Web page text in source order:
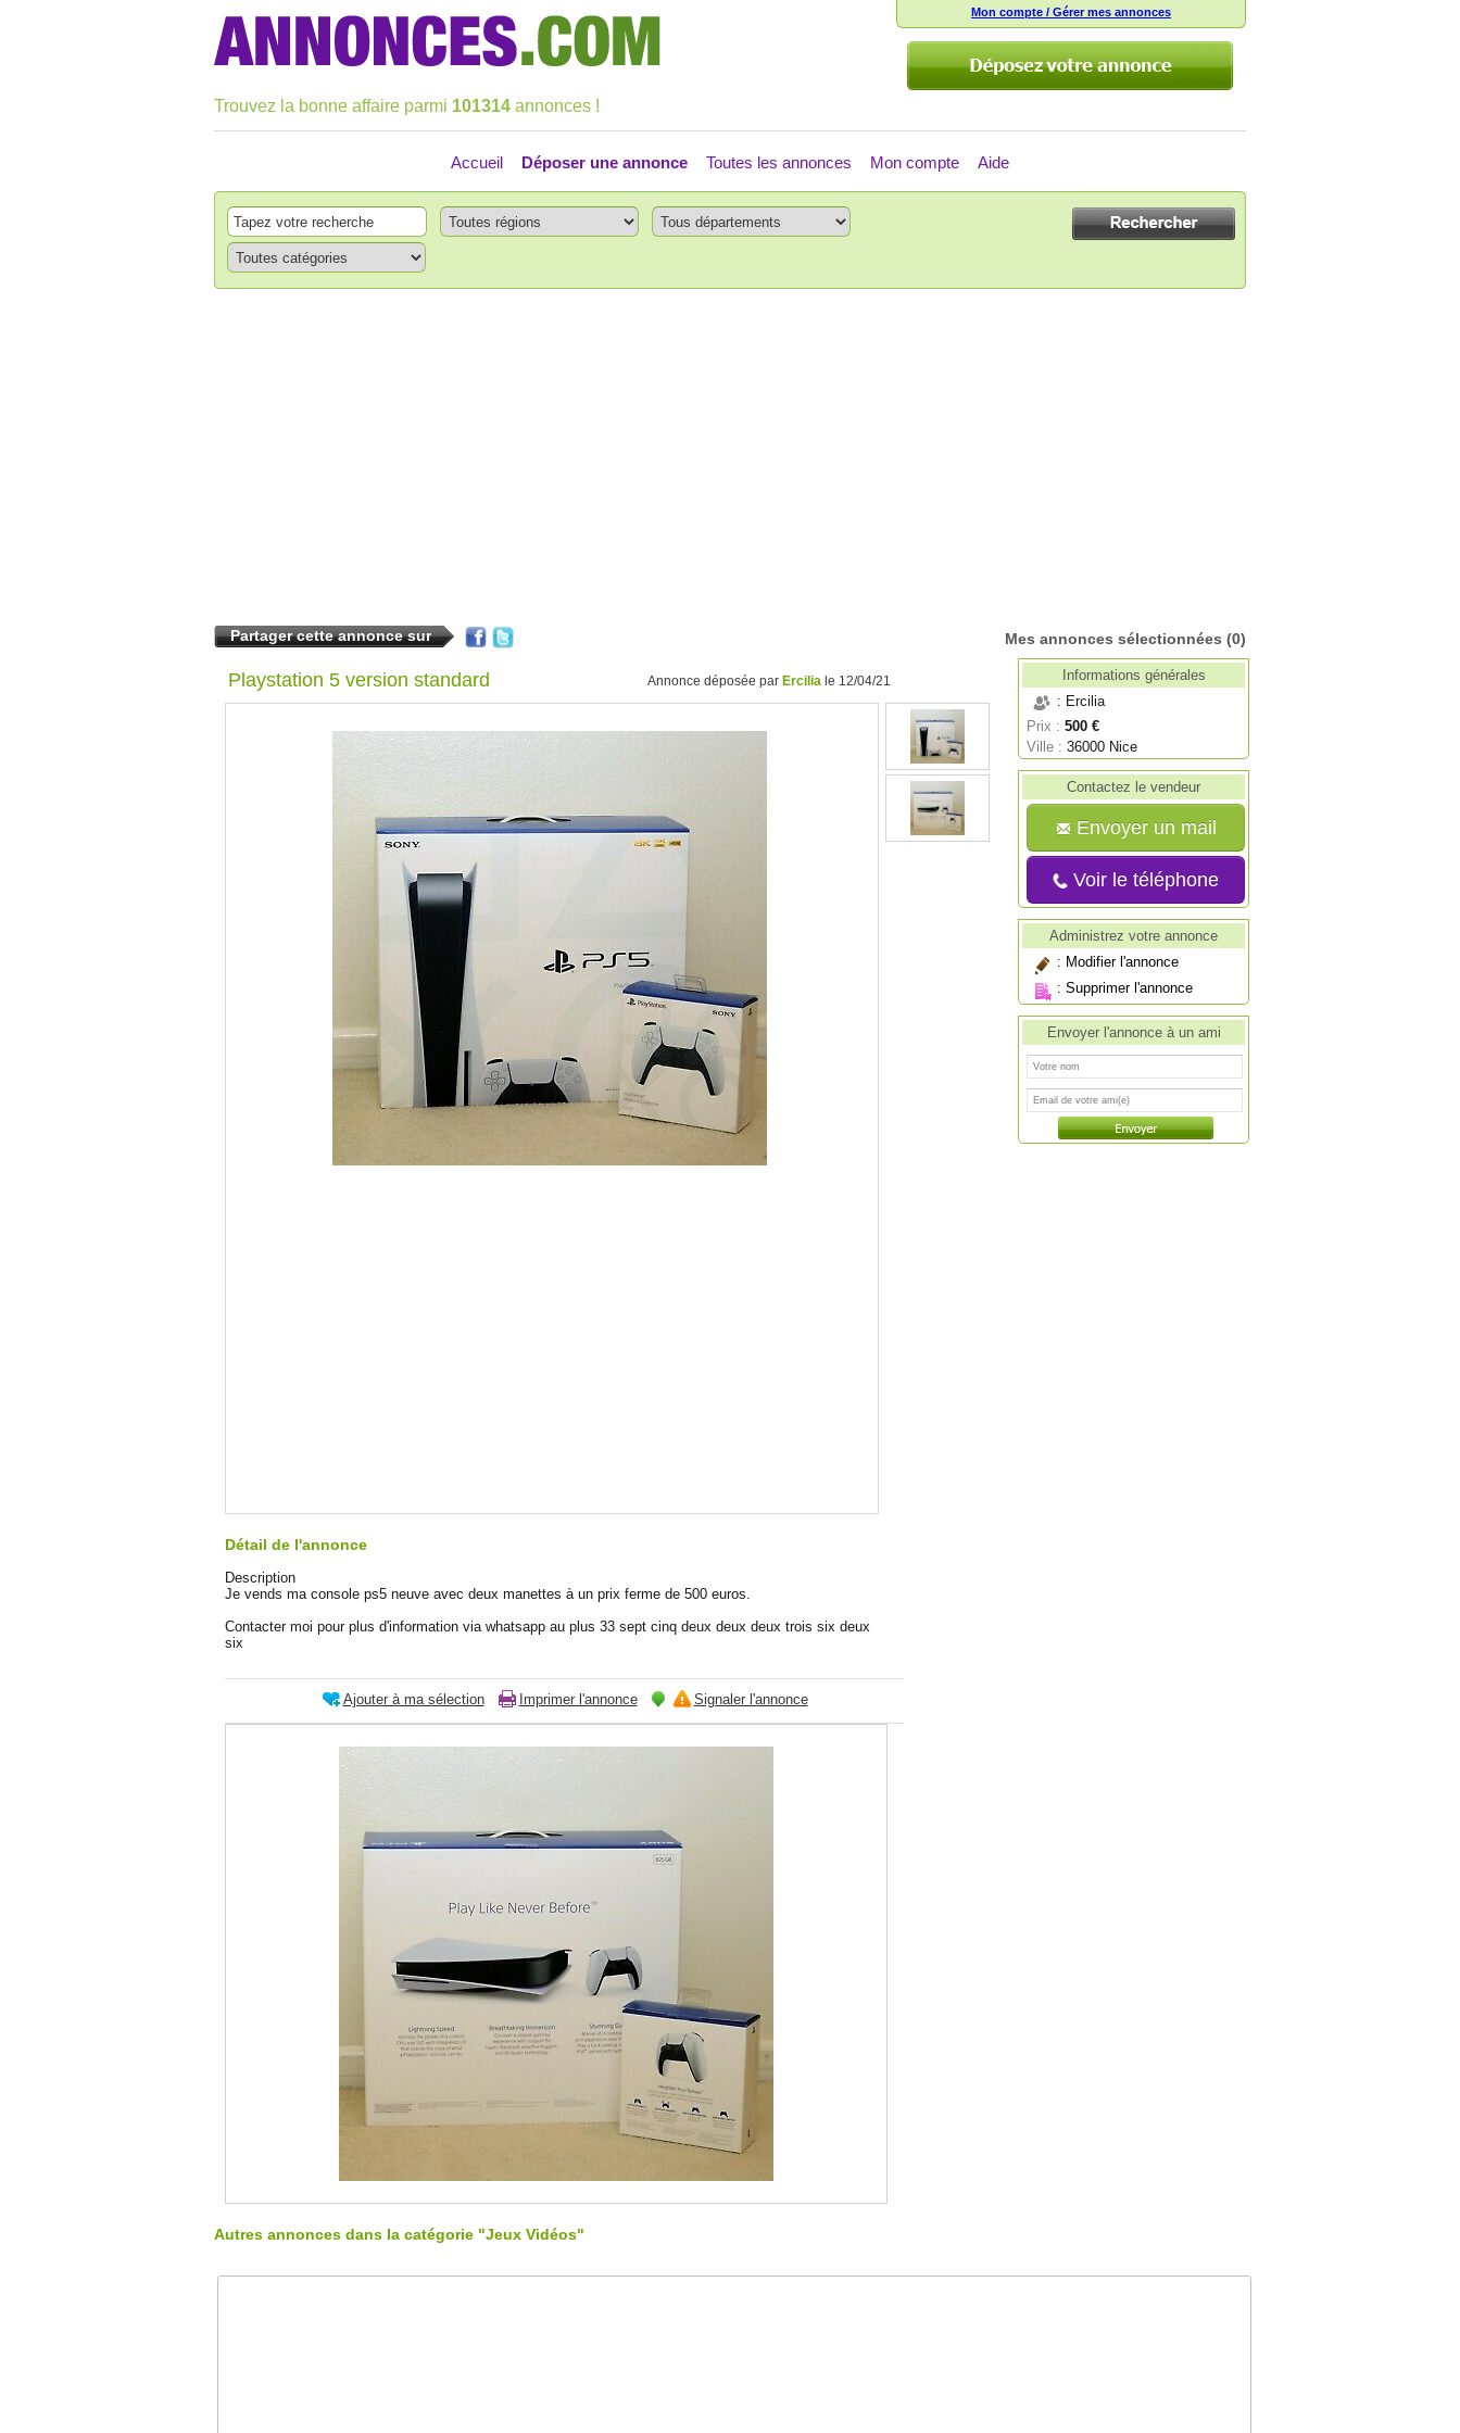
Mon compte / Gérer mes annonces
Trouvez la bonne affaire parmi 101314 annonces !
Accueil Déposer une annonce Toutes les annonces Mon compte Aide
Partager cette annonce sur Mes annonces sélectionnées (0)
Playstation 5 version standard Annonce déposée par Ercilia le 12/04/21
Détail de l'annonce
Description
Je vends ma console ps5 neuve avec deux manettes à un prix ferme de 500 euros.
Contacter moi pour plus d'information via whatsapp au plus 33 sept cinq deux deux deux trois six deux
six
Ajouter à ma sélection Imprimer l'annonce Signaler l'annonce
Informations générales
: Ercilia
Prix : 500 €
Ville : 36000 Nice
Contactez le vendeur
Envoyer un mail
Voir le téléphone
Administrez votre annonce
: Modifier l'annonce
: Supprimer l'annonce
Envoyer l'annonce à un ami
Autres annonces dans la catégorie "Jeux Vidéos"